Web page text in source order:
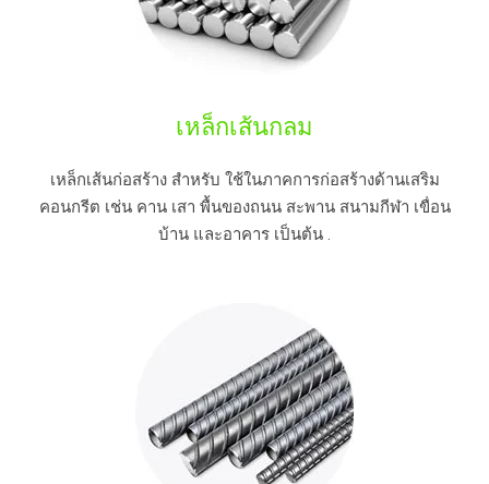
เหล็กเส้นกลม
เหล็กเส้นก่อสร้าง สำหรับ ใช้ในภาคการก่อสร้างด้านเสริม
คอนกรีต เช่น คาน เสา พื้นของถนน สะพาน สนามกีฬา เขื่อน
บ้าน และอาคาร เป็นต้น .